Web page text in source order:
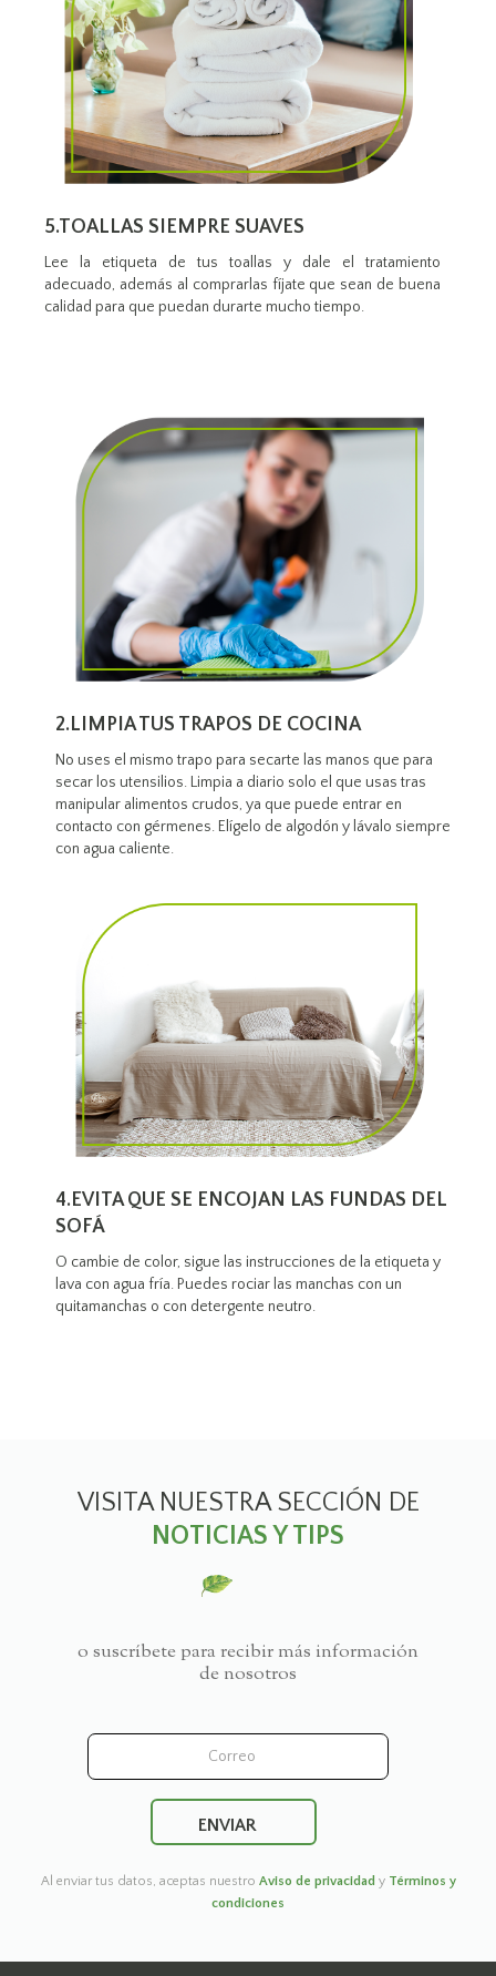
5.TOALLAS SIEMPRE SUAVES
Lee la etiqueta de tus toallas y dale el tratamiento
adecuado, además al comprarlas fíjate que sean de buena
calidad para que puedan durarte mucho tiempo.
2.LIMPIA TUS TRAPOS DE COCINA
No uses el mismo trapo para secarte las manos que para
secar los utensilios. Limpia a diario solo el que usas tras
manipular alimentos crudos, ya que puede entrar en
contacto con gérmenes. Elígelo de algodón y lávalo siempre
con agua caliente.
4.EVITA QUE SE ENCOJAN LAS FUNDAS DEL
SOFÁ
O cambie de color, sigue las instrucciones de la etiqueta y
lava con agua fría. Puedes rociar las manchas con un
quitamanchas o con detergente neutro.
VISITA NUESTRA SECCIÓN DE
NOTICIAS Y TIPS
o suscríbete para recibir más información
de nosotros
Al enviar tus datos, aceptas nuestro Aviso de privacidad y Términos y
condiciones